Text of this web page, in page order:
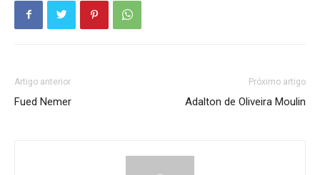
Artigo anterior
Fued Nemer
Próximo artigo
Adalton de Oliveira Moulin